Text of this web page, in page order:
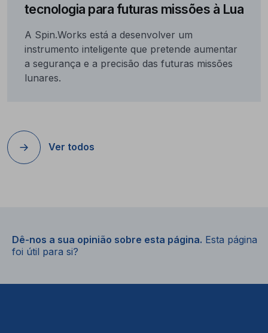
tecnologia para futuras missões à Lua
A Spin.Works está a desenvolver um
instrumento inteligente que pretende aumentar
a segurança e a precisão das futuras missões
lunares.
Ver todos
Dê-nos a sua opinião sobre esta página. Esta página
foi útil para si?